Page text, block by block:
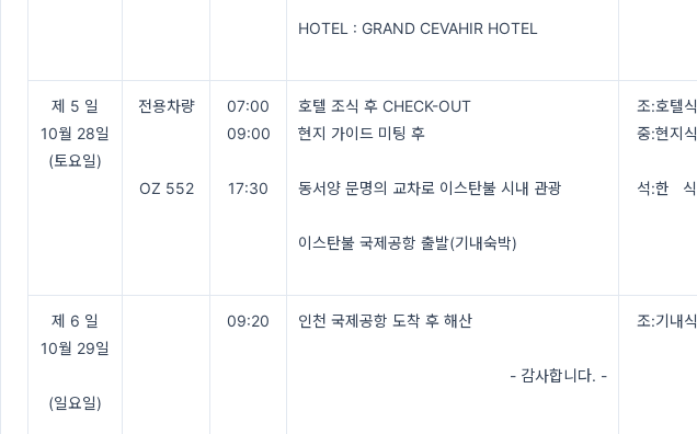
HOTEL : GRAND CEVAHIR HOTEL
제 5 일
10월 28일
(토요일)
전용차량
OZ 552
07:00
09:00
17:30
호텔 조식 후 CHECK-OUT
현지 가이드 미팅 후
동서양 문명의 교차로 이스탄불 시내 관광
이스탄불 국제공항 출발(기내숙박)
조:호텔식
중:현지식
석:한 식
제 6 일
10월 29일
(일요일)
09:20 인천 국제공항 도착 후 해산
- 감사합니다. -
조:기내식